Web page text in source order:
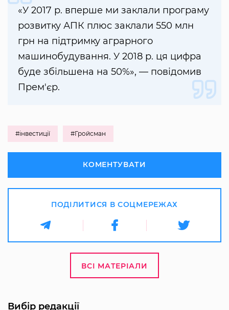
«У 2017 р. вперше ми заклали програму
розвитку АПК плюс заклали 550 млн
грн на підтримку аграрного
машинобудування. У 2018 р. ця цифра
буде збільшена на 50%», — повідомив
Прем'єр.
#інвестиції #Гройсман
КОМЕНТУВАТИ
ПОДІЛИТИСЯ В СОЦМЕРЕЖАХ
ВСІ МАТЕРІАЛИ
Вибір редакції